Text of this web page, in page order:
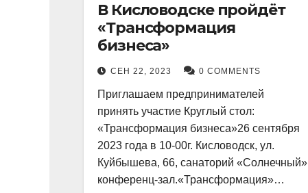
В Кисловодске пройдёт
«Трансформация
бизнеса»
СЕН 22, 2023 0 COMMENTS
Приглашаем предпринимателей
принять участие Круглый стол:
«Трансформация бизнеса»26 сентября
2023 года в 10-00г. Кисловодск, ул.
Куйбышева, 66, санаторий «Солнечный»
конференц-зал.«Трансформация»…